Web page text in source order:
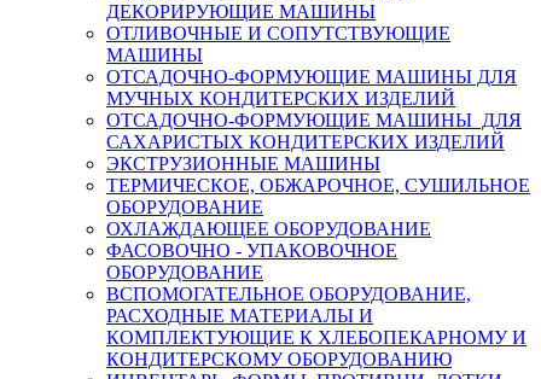
ДЕКОРИРУЮЩИЕ МАШИНЫ
ОТЛИВОЧНЫЕ И СОПУТСТВУЮЩИЕ
МАШИНЫ
ОТСАДОЧНО-ФОРМУЮЩИЕ МАШИНЫ ДЛЯ
МУЧНЫХ КОНДИТЕРСКИХ ИЗДЕЛИЙ
ОТСАДОЧНО-ФОРМУЮЩИЕ МАШИНЫ ДЛЯ
САХАРИСТЫХ КОНДИТЕРСКИХ ИЗДЕЛИЙ
ЭКСТРУЗИОННЫЕ МАШИНЫ
ТЕРМИЧЕСКОЕ, ОБЖАРОЧНОЕ, СУШИЛЬНОЕ
ОБОРУДОВАНИЕ
ОХЛАЖДАЮЩЕЕ ОБОРУДОВАНИЕ
ФАСОВОЧНО - УПАКОВОЧНОЕ
ОБОРУДОВАНИЕ
ВСПОМОГАТЕЛЬНОЕ ОБОРУДОВАНИЕ,
РАСХОДНЫЕ МАТЕРИАЛЫ И
КОМПЛЕКТУЮЩИЕ К ХЛЕБОПЕКАРНОМУ И
КОНДИТЕРСКОМУ ОБОРУДОВАНИЮ